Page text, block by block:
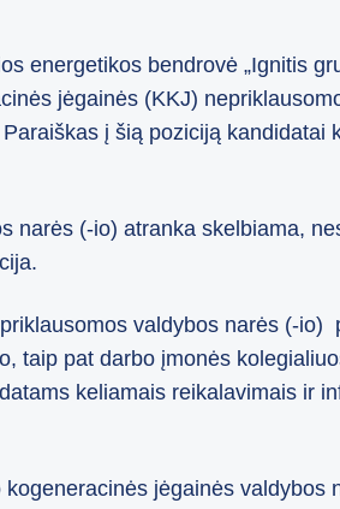
energetikos bendrovė „Ignitis
jėgainės (KKJ)
į šią poziciją kandidatai
narės (-io) atranka skelbiama,
valdybos narės (-io)
taip pat darbo įmonės
keliamais reikalavimais ir
jėgainės valdybos